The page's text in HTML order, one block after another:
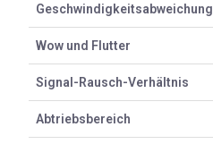
Geschwindigkeitsabweichung
Wow und Flutter
Signal-Rausch-Verhältnis
Abtriebsbereich